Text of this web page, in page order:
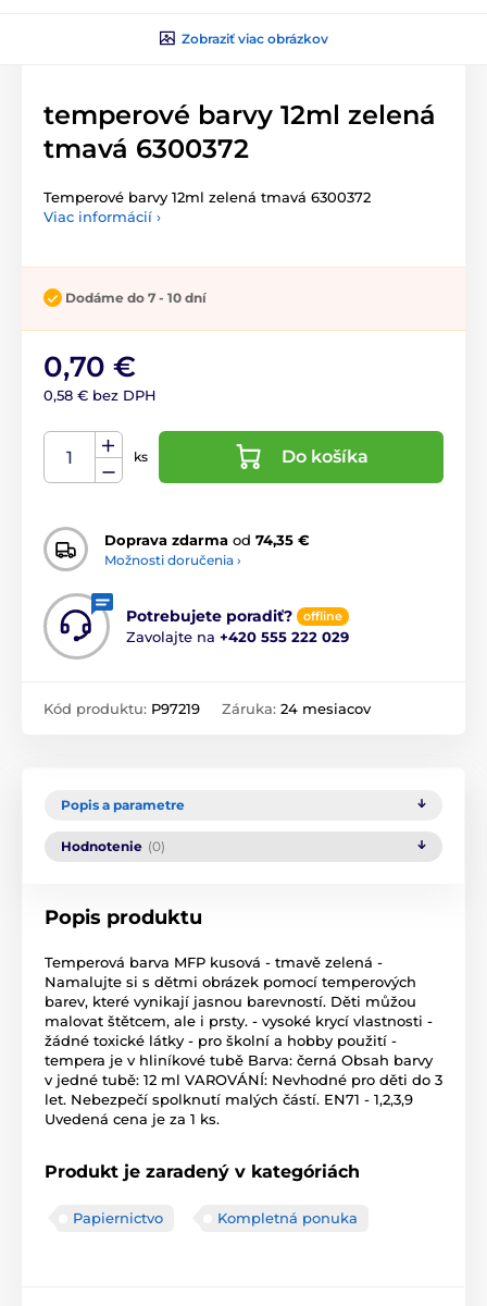
Zobraziť viac obrázkov
temperové barvy 12ml zelená
tmavá 6300372
Temperové barvy 12ml zelená tmavá 6300372
Viac informácií ›
Dodáme do 7 - 10 dní
0,70 €
0,58 € bez DPH
ks Do košíka
Doprava zdarma od 74,35 €
Možnosti doručenia ›
Potrebujete poradiť? offline
Zavolajte na +420 555 222 029
Kód produktu: P97219 Záruka: 24 mesiacov
Popis a parametre
Hodnotenie (0)
Popis produktu
Temperová barva MFP kusová - tmavě zelená -
Namalujte si s dětmi obrázek pomocí temperových
barev, které vynikají jasnou barevností. Děti můžou
malovat štětcem, ale i prsty. - vysoké krycí vlastnosti -
žádné toxické látky - pro školní a hobby použití -
tempera je v hliníkové tubě Barva: černá Obsah barvy
v jedné tubě: 12 ml VAROVÁNÍ: Nevhodné pro děti do 3
let. Nebezpečí spolknutí malých částí. EN71 - 1,2,3,9
Uvedená cena je za 1 ks.
Produkt je zaradený v kategóriách
Papiernictvo Kompletná ponuka